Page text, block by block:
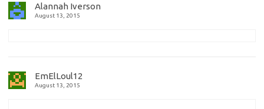
Alannah Iverson
August 13, 2015
EmElLoul12
August 13, 2015